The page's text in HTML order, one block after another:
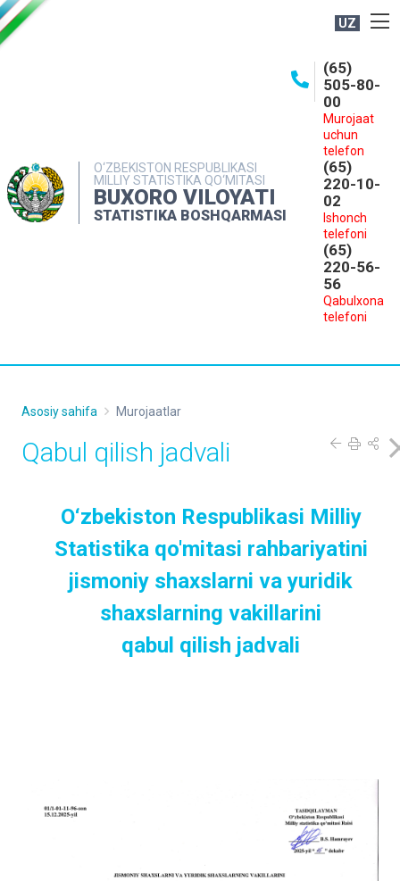
UZ
O‘ZBEKISTON RESPUBLIKASI
MILLIY STATISTIKA QO‘MITASI
BUXORO VILOYATI
STATISTIKA BOSHQARMASI
(65)
505-80-
00
Murojaat
uchun
telefon
(65)
220-10-
02
Ishonch
telefoni
(65)
220-56-
56
Qabulxona
telefoni
MATBUOT XIZMATI
MUROJAATLAR
Asosiy sahifa Murojaatlar
Qabul qilish jadvali
O‘zbekiston Respublikаsi Milliy
Statistika qo'mitasi rahbariyatini
jismoniy shaxslarni va yuridik
shaxslarning vakillarini
qabul qilish jadvali